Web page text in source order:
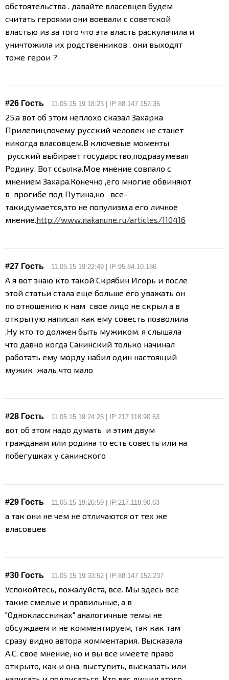
обстоятельства . давайте власевцев будем
считать героями они воевали с советской
властью из за того что эта власть раскулачила и
уничтожила их родственников . они выходят
тоже герои ?
#26 Гость 11.05.15 19:18:23 | IP:88.147.152.35
25,а вот об этом неплохо сказал Захарка
Прилепин,почему русский человек не станет
никогда власовцем.В ключевые моменты
русский выбирает государство,подразумевая
Родину. Вот ссылка.Мое мнение совпало с
мнением Захара.Конечно ,его многие обвиняют
в прогибе под Путина,но все-
таки,думается,это не популизм,а его личное
мнение.http://www.nakanune.ru/articles/110416
#27 Гость 11.05.15 19:22:49 | IP:95.84.10.186
А я вот знаю кто такой Скрябин Игорь и после
этой статьи стала еще больше его уважать он
по отношению к нам свое лицо не скрыл а в
открытую написал как ему совесть позволила
.Ну кто то должен быть мужиком. я слышала
что давно когда Санинский только начинал
работать ему морду набил один настоящий
мужик жаль что мало
#28 Гость 11.05.15 19:24:25 | IP:217.118.90.63
вот об этом надо думать и этим двум
гражданам или родина то есть совесть или на
побегушках у санинского
#29 Гость 11.05.15 19:26:59 | IP:217.118.90.63
а так они не чем не отличаются от тех же
власовцев
#30 Гость 11.05.15 19:33:52 | IP:88.147.152.237
Успокойтесь, пожалуйста, все. Мы здесь все
такие смелые и правильные, а в
"Одноклассниках" аналогичные темы не
обсуждаем и не комментируем, так как там
сразу видно автора комментария. Высказала
А.С. свое мнение, но и вы все имеете право
открыто, как и она, выступить, высказать или